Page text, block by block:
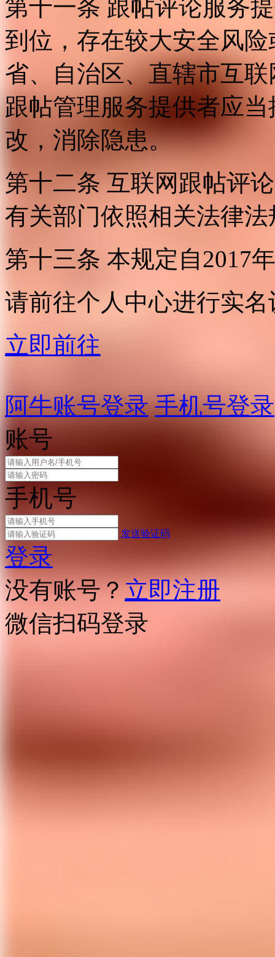
第十一条 跟帖评论服务
到位，存在较大安全风
省、自治区、直辖市互
跟帖管理服务提供者应
改，消除隐患。
第十二条 互联网跟帖评
有关部门依照相关法律
第十三条 本规定自2017
请前往个人中心进行实名
立即前往
阿牛账号登录 手机号登录
账号
手机号
发送验证码
登录
没有账号？立即注册
微信扫码登录